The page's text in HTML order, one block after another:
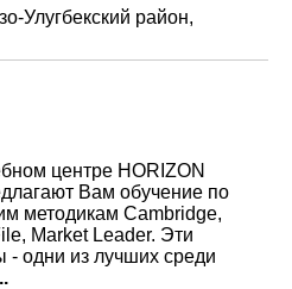
Улугбекский район,
центре HORIZON
Вам обучение по
методикам Cambridge,
Market Leader. Эти
- одни из лучших среди